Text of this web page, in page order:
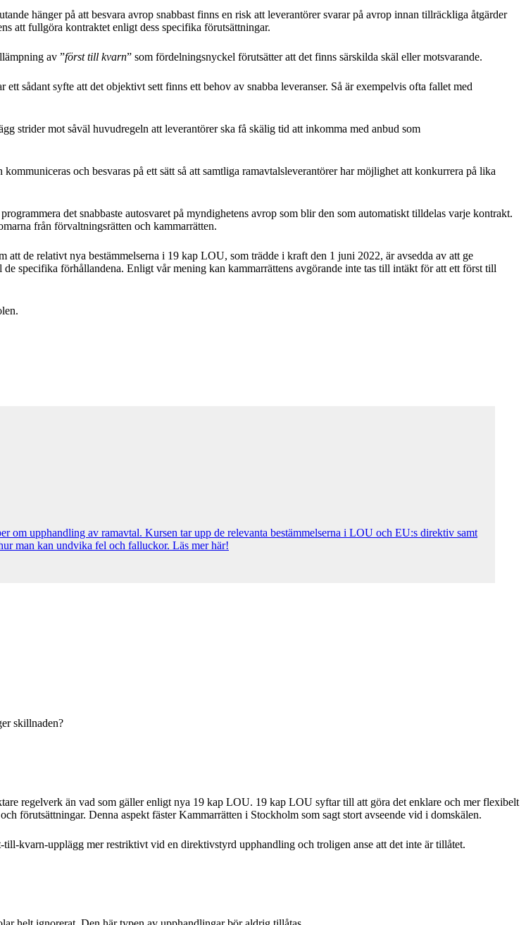
hänger på att besvara avrop snabbast finns en risk att leverantörer svarar på avrop innan tillräckliga åtgärder
att fullgöra kontraktet enligt dess specifika förutsättningar.
av ”först till kvarn” som fördelningsnyckel förutsätter att det finns särskilda skäl eller motsvarande.
sådant syfte att det objektivt sett finns ett behov av snabba leveranser. Så är exempelvis ofta fallet med
strider mot såväl huvudregeln att leverantörer ska få skälig tid att inkomma med anbud som
och besvaras på ett sätt så att samtliga ramavtalsleverantörer har möjlighet att konkurrera på lika
det snabbaste autosvaret på myndighetens avrop som blir den som automatiskt tilldelas varje kontrakt.
från förvaltningsrätten och kammarrätten.
de relativt nya bestämmelserna i 19 kap LOU, som trädde i kraft den 1 juni 2022, är avsedda av att ge
specifika förhållandena. Enligt vår mening kan kammarrättens avgörande inte tas till intäkt för att ett först till
upphandling av ramavtal. Kursen tar upp de relevanta bestämmelserna i LOU och EU:s direktiv samt
man kan undvika fel och falluckor. Läs mer här!
skillnaden?
regelverk än vad som gäller enligt nya 19 kap LOU. 19 kap LOU syftar till att göra det enklare och mer flexibelt
förutsättningar. Denna aspekt fäster Kammarrätten i Stockholm som sagt stort avseende vid i domskälen.
kvarn-upplägg mer restriktivt vid en direktivstyrd upphandling och troligen anse att det inte är tillåtet.